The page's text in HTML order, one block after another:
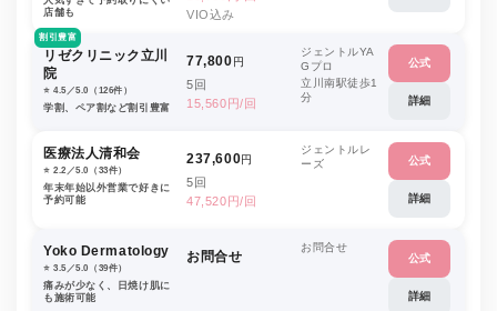
店舗も
VIO込み
割引豊富
リゼクリニック立川
院
⭐️ 4.5／5.0（126件）
学割、ペア割など割引豊富
77,800円
5回
15,560円/回
ジェントルYA
Gプロ
立川南駅徒歩1
分
公式
詳細
医療法人清和会
⭐️ 2.2／5.0（33件）
年末年始以外営業で好きに
予約可能
237,600円
5回
47,520円/回
ジェントルレ
ーズ
公式
詳細
Yoko Dermatology
⭐️ 3.5／5.0（39件）
痛みが少なく、日焼け肌に
も施術可能
お問合せ
お問合せ
公式
詳細